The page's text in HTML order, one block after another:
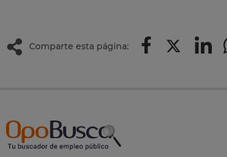
Comparte esta página: